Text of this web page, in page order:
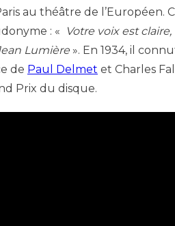
au théâtre de l’Européen.
: «
Votre voix est
Lumière ». En 1934, il
de Paul Delmet et Charles
Prix du disque.